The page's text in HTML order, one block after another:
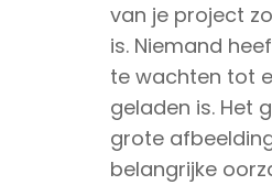
van je project
is. Niemand
te wachten tot
geladen is. Het
grote
belangrijke